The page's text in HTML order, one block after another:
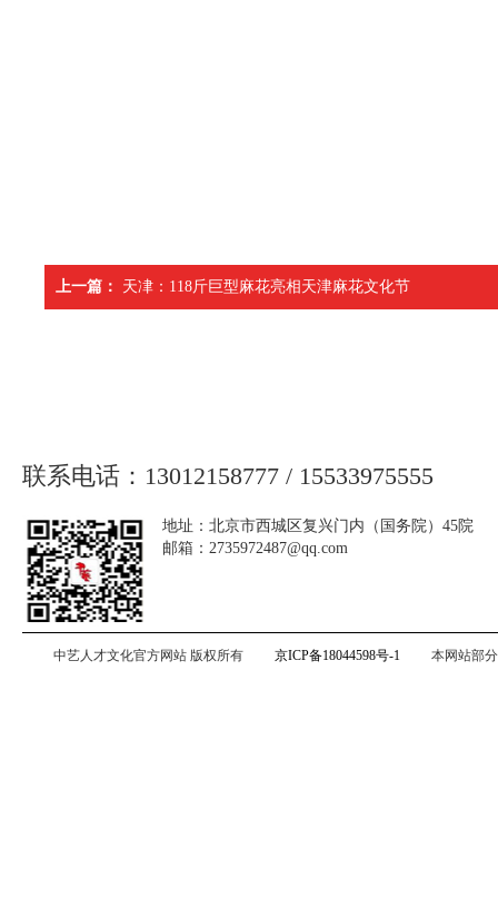
上一篇： 天冿：118斤巨型麻花亮相天津麻花文化节
联系电话：13012158777 / 15533975555
地址：北京市西城区复兴门内（国务院）45院
邮箱：2735972487@qq.com
中艺人才文化官方网站 版权所有 京ICP备18044598号-1 本网站部